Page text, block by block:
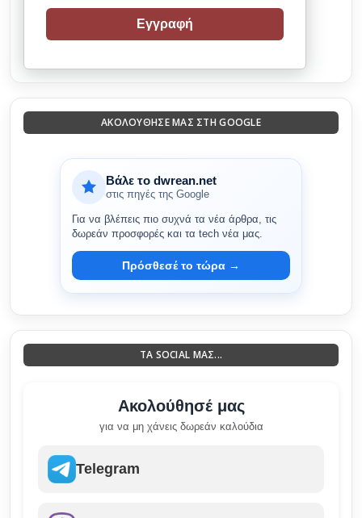
Εγγραφή
ΑΚΟΛΟΎΘΗΣΈ ΜΑΣ ΣΤΗ GOOGLE
Βάλε το dwrean.net
στις πηγές της Google
Για να βλέπεις πιο συχνά τα νέα άρθρα, τις
δωρεάν προσφορές και τα tech νέα μας.
Πρόσθεσέ το τώρα →
ΤΑ SOCIAL ΜΑΣ...
Ακολούθησέ μας
για να μη χάνεις δωρεάν καλούδια
Telegram